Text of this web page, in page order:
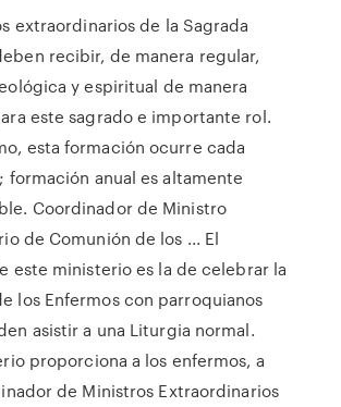
extraordinarios de la Sagrada
recibir, de manera regular,
y espiritual de manera
este sagrado e importante rol.
esta formación ocurre cada
formación anual es altamente
Coordinador de Ministro
de Comunión de los ... El
este ministerio es la de celebrar la
los Enfermos con parroquianos
asistir a una Liturgia normal.
proporciona a los enfermos, a
de Ministros Extraordinarios